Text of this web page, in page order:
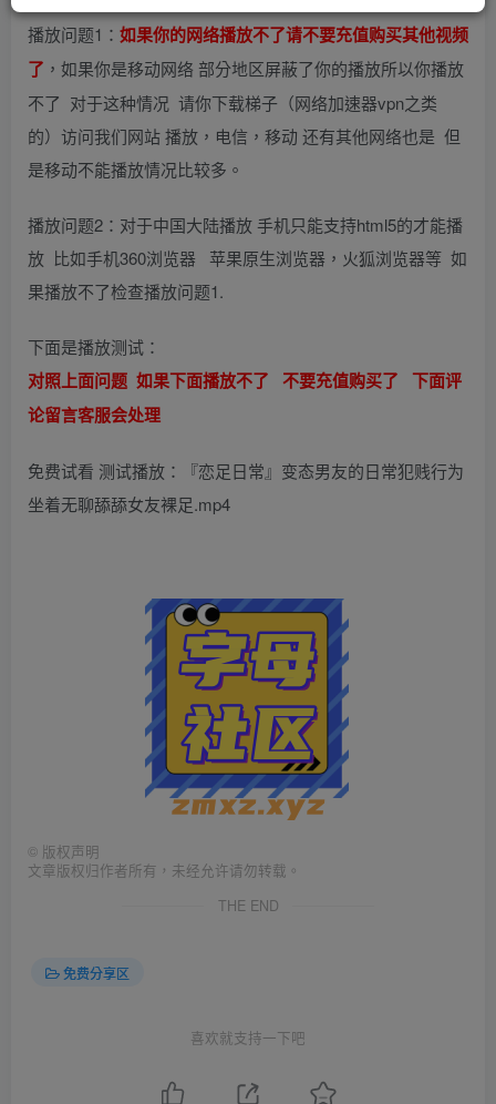
播放问题1： 如果你的网络播放不了请不要充值购买其他视频
了 ，如果你是移动网络 部分地区屏蔽了你的播放所以你播放
不了 对于这种情况 请你下载梯子（网络加速器vpn之类
的）访问我们网站 播放，电信，移动 还有其他网络也是 但
是移动不能播放情况比较多。
播放问题2：对于中国大陆播放 手机只能支持html5的才能播
放 比如手机360浏览器 苹果原生浏览器，火狐浏览器等 如
果播放不了检查播放问题1.
下面是播放测试：
对照上面问题 如果下面播放不了 不要充值购买了 下面评
论留言客服会处理
免费试看 测试播放：『恋足日常』变态男友的日常犯贱行为
坐着无聊舔舔女友裸足.mp4
© 版权声明
文章版权归作者所有，未经允许请勿转载。
THE END
免费分享区
喜欢就支持一下吧